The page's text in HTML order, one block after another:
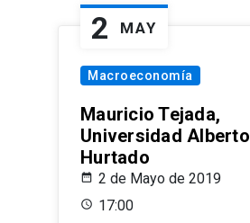
2 MAY
Macroeconomía
Mauricio Tejada,
Universidad Alberto
Hurtado
2 de Mayo de 2019
17:00